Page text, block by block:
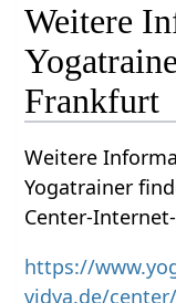
Weitere
Frankfurt
Weitere
Yogatrainer
Center-
https://
vidya.de/